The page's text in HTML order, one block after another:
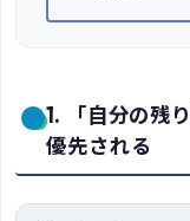
1. 「自分の残
優先される